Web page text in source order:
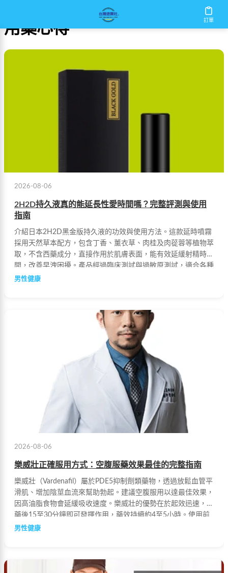
訂單
用藥心得
2026-08-06
2H2D持久液真的能延長性愛時間嗎？完整評測與使用
指南
介紹日本2H2D黑金版持久液的功效與使用方法。這款延時噴霧
採用天然草本配方，包含丁香、薰衣草、肉桂及肉蓯蓉等植物萃
取，不含西藥成分，直接作用於肌膚表面，能有效延緩射精時
間，改善早洩困擾。產品經過臨床測試與過敏原測試，適合各種
肌膚類型使用。
男性健康
2026-08-06
樂威壯正確服用方式：空腹服藥效果最佳的完整指南
樂威壯（Vardenafil）屬於PDE5抑制劑類藥物，透過放鬆血管平
滑肌、增加陰莖血流來幫助勃起。建議空腹服用以達最佳效果，
因高油脂食物會延緩吸收速度。樂威壯的優勢在於起效迅速，服
藥後15至30分鐘即可發揮作用，藥效持續約4至5小時。使用前
應留意避免與葡萄柚同時食用，並先諮詢醫師意見。
男性健康